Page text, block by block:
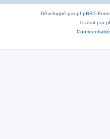
Développé parphpBB®
Traduit par
Confidentialité